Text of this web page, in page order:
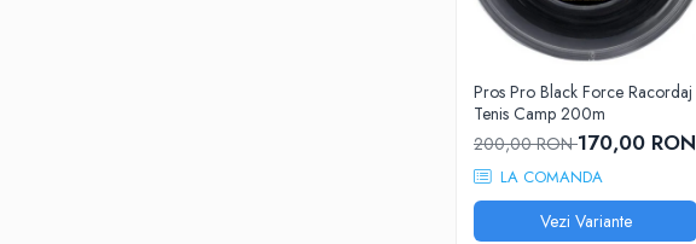
Pros Pro Black Force Racordaj
Tenis Camp 200m
200,00 RON170,00 RON
LA COMANDA
Vezi Variante